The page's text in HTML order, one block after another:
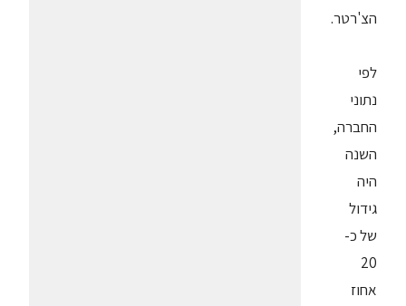
הצ'רטר.
לפי
נתוני
החברה,
השנה
היה
גידול
של כ-
20
אחוז